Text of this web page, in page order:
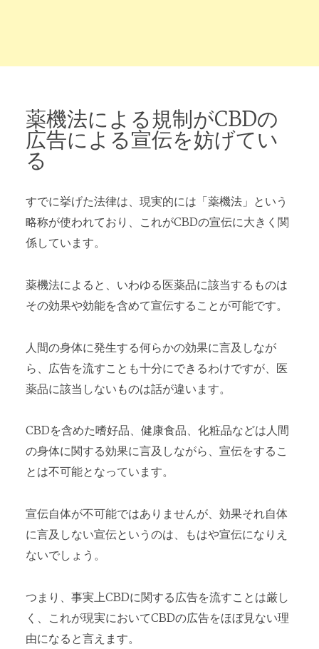
薬機法による規制がCBDの
広告による宣伝を妨げてい
る
すでに挙げた法律は、現実的には「薬機法」という
略称が使われており、これがCBDの宣伝に大きく関
係しています。
薬機法によると、いわゆる医薬品に該当するものは
その効果や効能を含めて宣伝することが可能です。
人間の身体に発生する何らかの効果に言及しなが
ら、広告を流すことも十分にできるわけですが、医
薬品に該当しないものは話が違います。
CBDを含めた嗜好品、健康食品、化粧品などは人間
の身体に関する効果に言及しながら、宣伝をするこ
とは不可能となっています。
宣伝自体が不可能ではありませんが、効果それ自体
に言及しない宣伝というのは、もはや宣伝になりえ
ないでしょう。
つまり、事実上CBDに関する広告を流すことは厳し
く、これが現実においてCBDの広告をほぼ見ない理
由になると言えます。